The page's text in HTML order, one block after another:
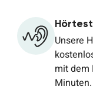
Hörtest
Unsere
mit dem
Minuten.